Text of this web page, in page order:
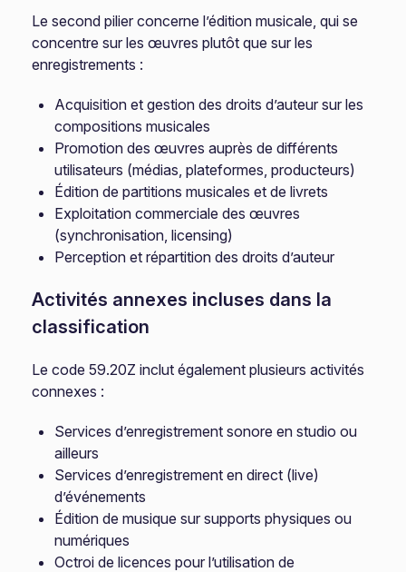
Le second pilier concerne l’édition musicale, qui se
concentre sur les œuvres plutôt que sur les
enregistrements :
Acquisition et gestion des droits d’auteur sur les
compositions musicales
Promotion des œuvres auprès de différents
utilisateurs (médias, plateformes, producteurs)
Édition de partitions musicales et de livrets
Exploitation commerciale des œuvres
(synchronisation, licensing)
Perception et répartition des droits d’auteur
Activités annexes incluses dans la
classification
Le code 59.20Z inclut également plusieurs activités
connexes :
Services d’enregistrement sonore en studio ou
ailleurs
Services d’enregistrement en direct (live)
d’événements
Édition de musique sur supports physiques ou
numériques
Octroi de licences pour l’utilisation de